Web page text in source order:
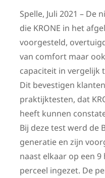
Spelle, Juli 2021 – De
die KRONE in het
voorgesteld,
van comfort maar
capaciteit in vergelijk
Dit bevestigen
praktijktesten, dat
heeft kunnen
Bij deze test werd de
generatie en zijn
naast elkaar op een
perceel ingezet. De